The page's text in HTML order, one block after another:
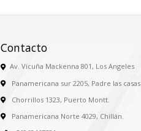
Contacto
Av. Vicuña Mackenna 801, Los Angeles
Panamericana sur 2205, Padre las casas
Chorrillos 1323, Puerto Montt.
Panamericana Norte 4029, Chillán.